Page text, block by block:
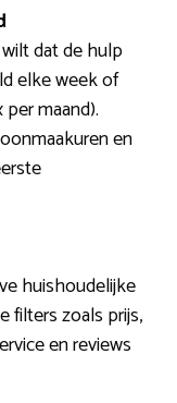
dat de hulp
elke week of
maand).
en
huishoudelijke
filters zoals prijs,
en reviews